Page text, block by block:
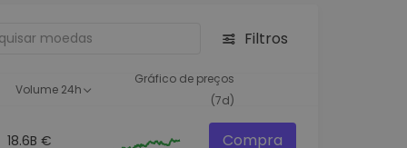
investimento
Ideias inteligentes para um
desempenho ótimo
Filtros
Volume 24h
Gráfico de preços
(7d)
18.6B € Compra